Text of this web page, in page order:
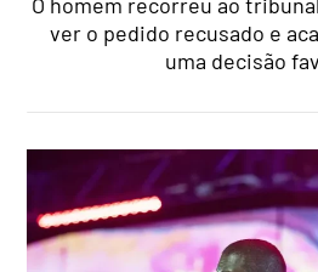
ver o pedido recusado e
uma decisão